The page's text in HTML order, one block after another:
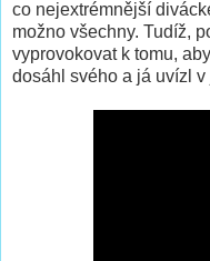
co nejextrémnější
možno všechny. Tudíž,
vyprovokovat k tomu,
dosáhl svého a já uvízl v